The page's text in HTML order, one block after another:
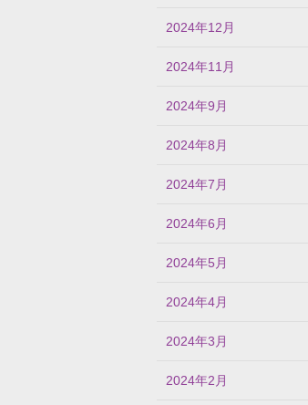
2024年12月
2024年11月
2024年9月
2024年8月
2024年7月
2024年6月
2024年5月
2024年4月
2024年3月
2024年2月